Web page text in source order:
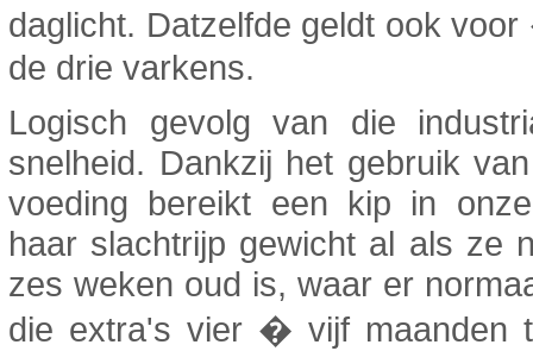
daglicht. Datzelfde geldt ook
de drie varkens.
Logisch gevolg van die
snelheid. Dankzij het gebruik
voeding bereikt een kip in
haar slachtrijp gewicht al als ze
zes weken oud is, waar er
die extra's vier � vijf maanden